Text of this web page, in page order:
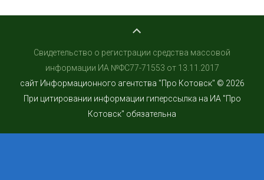
Свидетельство о регистрации средства массовой
информации ИА №ФС77-71553 от 13.11.2017
сайт Информационного агентства "Про Котовск" © 2026
При цитировании информации гиперссылка на ИА "Про
Котовск" обязательна